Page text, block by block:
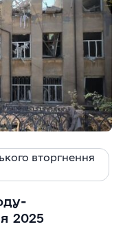
вторгнення
2025